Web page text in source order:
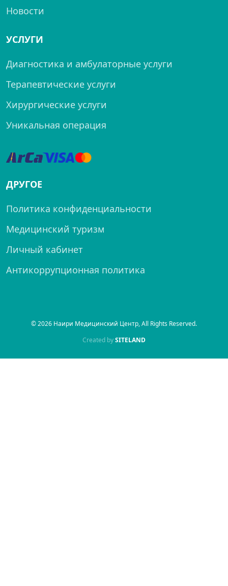
Новости
УСЛУГИ
Диагностика и амбулаторные услуги
Терапевтические услуги
Хирургические услуги
Уникальная операция
ДРУГОЕ
Политика конфиденциальности
Медицинский туризм
Личный кабинет
Антикоррупционная политика
© 2026 Наири Медицинский Центр, All Rights Reserved.
Created bySITELAND